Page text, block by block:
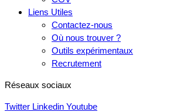
Liens Utiles
Contactez-nous
Où nous trouver ?
Outils expérimentaux
Recrutement
Réseaux sociaux
Twitter Linkedin Youtube